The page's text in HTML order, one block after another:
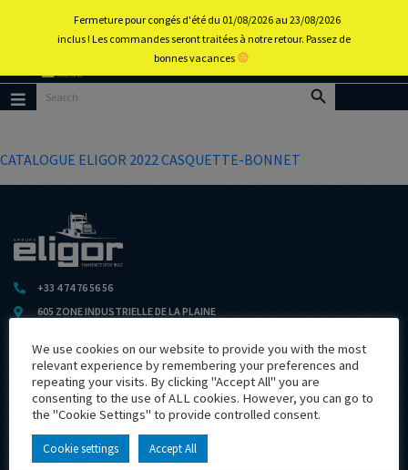
Back to
portal
CATALOGUE ELIGOR 2022 CASQUETTE-BONNET
+33 4 74 76 56 56
605 ZONE INDUSTRIELLE DE LA PLAINE
eligorfrance@eligor.com
Follow us
Follow us
Follow us
Subscribe to the newsletter and don't miss any news!
We use cookies on our website to provide you with the most
relevant experience by remembering your preferences and
repeating your visits. By clicking "Accept All" you are
consenting to the use of ALL cookies. However, you can go to
the "Cookie Settings" to provide controlled consent.
Cookie settings Accept All
Fermeture pour congés d'été du 01/08/2026 au 23/08/2026
inclus ! Les commandes seront traitées à notre retour. Passez de
bonnes vacances